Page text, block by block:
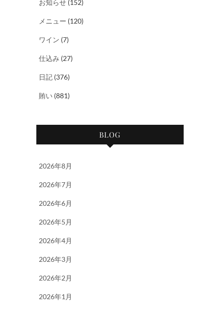
お知らせ (152)
メニュー (120)
ワイン (7)
仕込み (27)
日記 (376)
賄い (881)
BLOG
2026年8月
2026年7月
2026年6月
2026年5月
2026年4月
2026年3月
2026年2月
2026年1月